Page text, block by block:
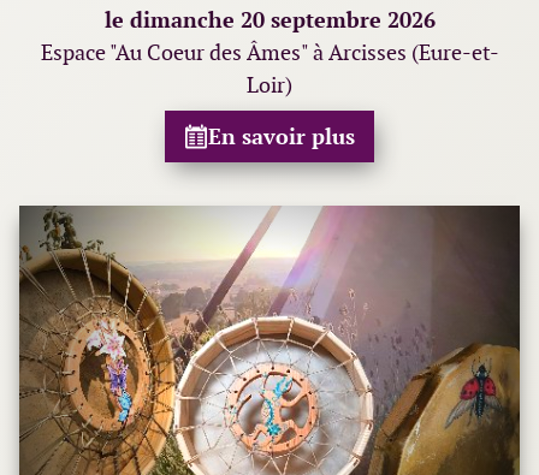
le dimanche 20 septembre 2026
Espace "Au Coeur des Âmes" à Arcisses (Eure-et-
Loir)
En savoir plus